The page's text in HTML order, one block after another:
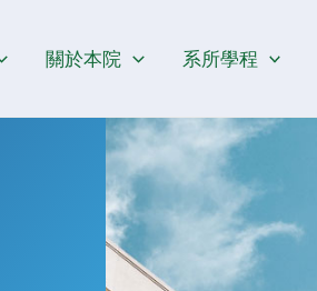
關於本院 系所學程